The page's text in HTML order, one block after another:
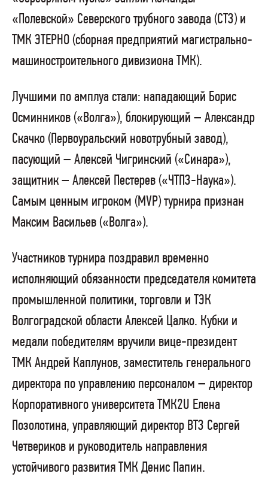
«Полевской» Северского трубного завода (СТЗ) и
ТМК ЭТЕРНО (сборная предприятий магистрально-
машиностроительного дивизиона ТМК).
Лучшими по амплуа стали: нападающий Борис
Осминников («Волга»), блокирующий – Александр
Скачко (Первоуральский новотрубный завод),
пасующий – Алексей Чигринский («Синара»),
защитник – Алексей Пестерев («ЧТПЗ-Наука»).
Самым ценным игроком (MVP) турнира признан
Максим Васильев («Волга»).
Участников турнира поздравил временно
исполняющий обязанности председателя комитета
промышленной политики, торговли и ТЭК
Волгоградской области Алексей Цалко. Кубки и
медали победителям вручили вице-президент
ТМК Андрей Каплунов, заместитель генерального
директора по управлению персоналом – директор
Корпоративного университета ТМК2U Елена
Позолотина, управляющий директор ВТЗ Сергей
Четвериков и руководитель направления
устойчивого развития ТМК Денис Папин.